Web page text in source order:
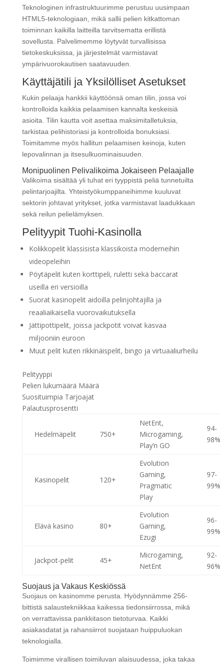
Teknologinen infrastruktuurimme perustuu uusimpaan
HTML5-teknologiaan, mikä sallii pelien kitkattoman
toiminnan kaikilla laitteilla tarvitsematta erillistä
sovellusta. Palvelimemme löytyvät turvallisissa
tietokeskuksissa, ja järjestelmät varmistavat
ympärivuorokautisen saatavuuden.
Käyttäjätili ja Yksilölliset Asetukset
Kukin pelaaja hankkii käyttöönsä oman tilin, jossa voi
kontrolloida kaikkia pelaamisen kannalta keskeisiä
asioita. Tilin kautta voit asettaa maksimitalletuksia,
tarkistaa pelihistoriasi ja kontrolloida bonuksiasi.
Toimitamme myös hallitun pelaamisen keinoja, kuten
lepovalinnan ja itsesulkuominaisuuden.
Monipuolinen Pelivalikoima Jokaiseen Pelaajalle
Valikoima sisältää yli tuhat eri tyyppistä peliä tunnetuilta
pelintarjoajilta. Yhteistyökumppaneihimme kuuluvat
sektorin johtavat yritykset, jotka varmistavat laadukkaan
sekä reilun pelielämyksen.
Pelityypit Tuohi-Kasinolla
Kolikkopelit klassisista klassikoista moderneihin
videopeleihin
Pöytäpelit kuten korttipeli, ruletti sekä baccarat
useilla eri versioilla
Suorat kasinopelit aidoilla pelinjohtajilla ja
reaaliaikaisella vuorovaikutuksella
Jättipottipelit, joissa jackpotit voivat kasvaa
miljooniin euroon
Muut pelit kuten rikkinäispelit, bingo ja virtuaaliurheilu
Pelityyppi
Pelien lukumäärä Määrä
Suosituimpia Tarjoajat
Palautusprosentti
Hedelmäpelit 750+
NetEnt,
Microgaming,
Play’n GO
94-
98%
Kasinopelit 120+
Evolution
Gaming,
Pragmatic
Play
97-
99%
Elävä kasino 80+
Evolution
Gaming,
Ezugi
96-
99%
Jackpot-pelit 45+
Microgaming,
NetEnt
92-
96%
Suojaus ja Vakaus Keskiössä
Suojaus on kasinomme perusta. Hyödynnämme 256-
bittistä salaustekniikkaa kaikessa tiedonsiirrossa, mikä
on verrattavissa pankkitason tietoturvaa. Kaikki
asiakasdatat ja rahansiirrot suojataan huippuluokan
teknologialla.
Toimimme virallisen toimiluvan alaisuudessa, joka takaa